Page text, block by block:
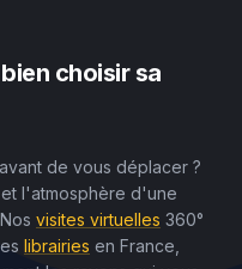
choisir sa
de vous déplacer ?
l'atmosphère d'une
visites virtuelles 360°
librairies en France,